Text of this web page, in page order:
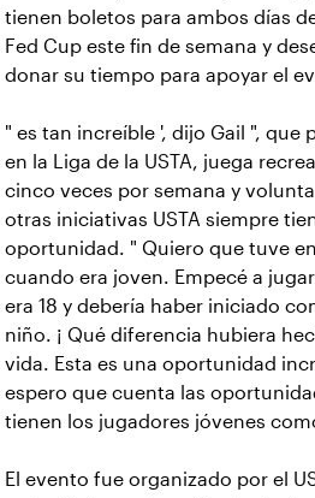
tienen boletos para ambos días
Fed Cup este fin de semana y
donar su tiempo para apoyar el
" es tan increíble ', dijo Gail ", que
en la Liga de la USTA, juega
cinco veces por semana y
otras iniciativas USTA siempre
oportunidad. " Quiero que tuve
cuando era joven. Empecé a
era 18 y debería haber iniciado
niño. ¡ Qué diferencia hubiera
vida. Esta es una oportunidad
espero que cuenta las
tienen los jugadores jóvenes
El evento fue organizado por el